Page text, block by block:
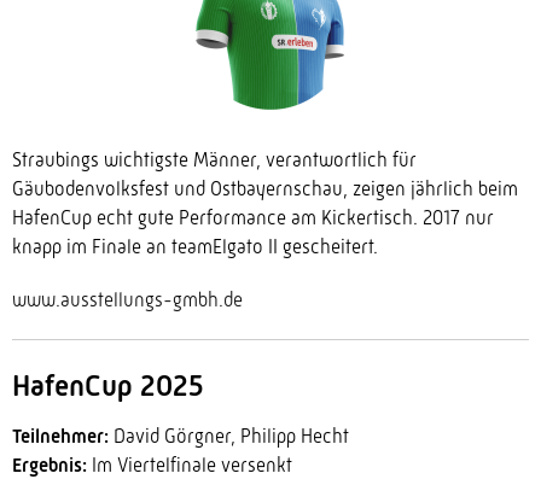
Straubings wichtigste Männer, verantwortlich für
Gäubodenvolksfest und Ostbayernschau, zeigen jährlich beim
HafenCup echt gute Performance am Kickertisch. 2017 nur
knapp im Finale an teamElgato II gescheitert.
www.ausstellungs-gmbh.de
HafenCup 2025
Teilnehmer: David Görgner, Philipp Hecht
Ergebnis: Im Viertelfinale versenkt